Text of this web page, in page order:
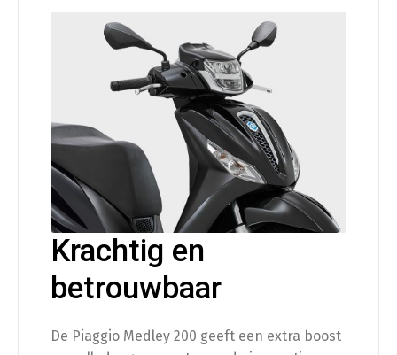
Krachtig en
betrouwbaar
De Piaggio Medley 200 geeft een extra boost